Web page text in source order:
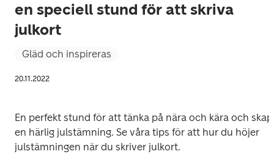
en speciell stund för att skriva
julkort
Gläd och inspireras
20.11.2022
En perfekt stund för att tänka på nära och kära och
en härlig julstämning. Se våra tips för att hur du höjer
julstämningen när du skriver julkort.